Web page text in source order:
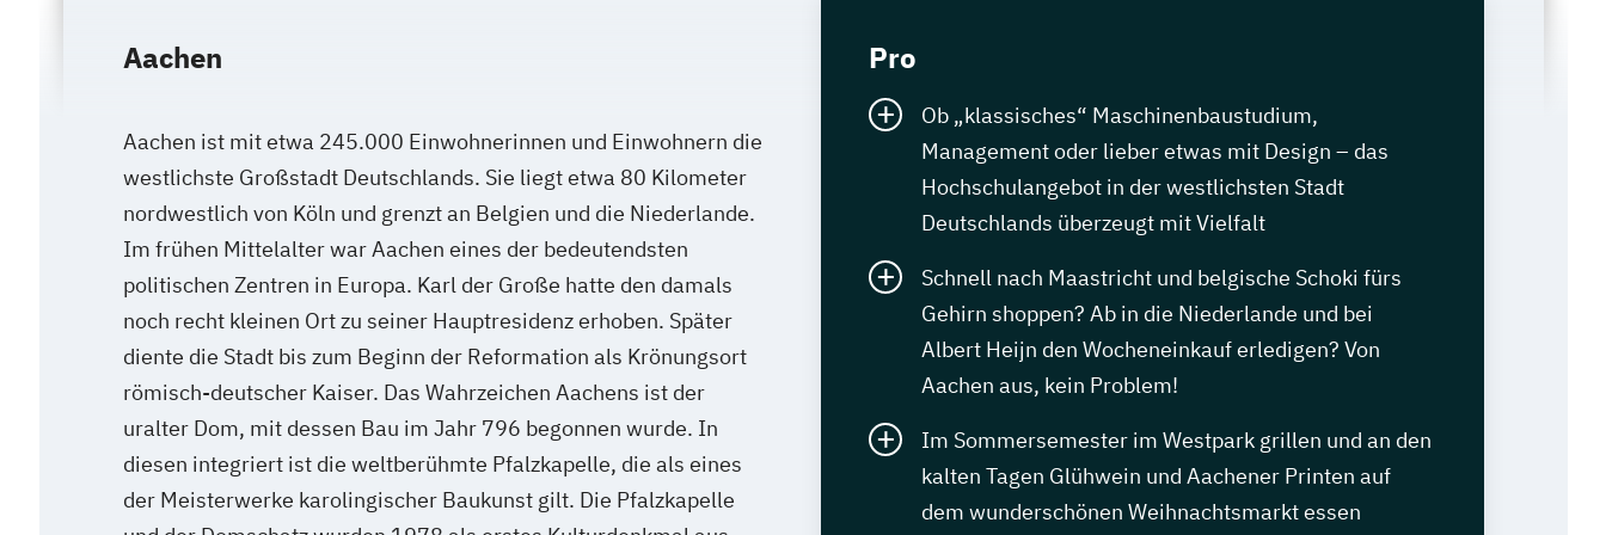
Aachen
Aachen ist mit etwa 245.000 Einwohnerinnen und Einwohnern die
westlichste Großstadt Deutschlands. Sie liegt etwa 80 Kilometer
nordwestlich von Köln und grenzt an Belgien und die Niederlande.
Im frühen Mittelalter war Aachen eines der bedeutendsten
politischen Zentren in Europa. Karl der Große hatte den damals
noch recht kleinen Ort zu seiner Hauptresidenz erhoben. Später
diente die Stadt bis zum Beginn der Reformation als Krönungsort
römisch-deutscher Kaiser. Das Wahrzeichen Aachens ist der
uralter Dom, mit dessen Bau im Jahr 796 begonnen wurde. In
diesen integriert ist die weltberühmte Pfalzkapelle, die als eines
der Meisterwerke karolingischer Baukunst gilt. Die Pfalzkapelle
Pro
Ob „klassisches“ Maschinenbaustudium,
Management oder lieber etwas mit Design – das
Hochschulangebot in der westlichsten Stadt
Deutschlands überzeugt mit Vielfalt
Schnell nach Maastricht und belgische Schoki fürs
Gehirn shoppen? Ab in die Niederlande und bei
Albert Heijn den Wocheneinkauf erledigen? Von
Aachen aus, kein Problem!
Im Sommersemester im Westpark grillen und an den
kalten Tagen Glühwein und Aachener Printen auf
dem wunderschönen Weihnachtsmarkt essen